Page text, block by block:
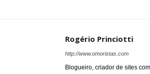
Rogério Princiotti
http://www.omoristas.com
Blogueiro, criador de sites